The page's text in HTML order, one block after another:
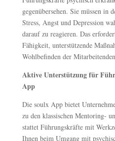
gegenübersehen. Sie müssen in
Stress, Angst und Depression
darauf zu reagieren. Das
Fähigkeit, unterstützende
Wohlbefinden der
Aktive Unterstützung für
App
Die soulx App bietet
zu den klassischen Mentoring-
stattet Führungskräfte mit
Ihnen beim Umgang mit